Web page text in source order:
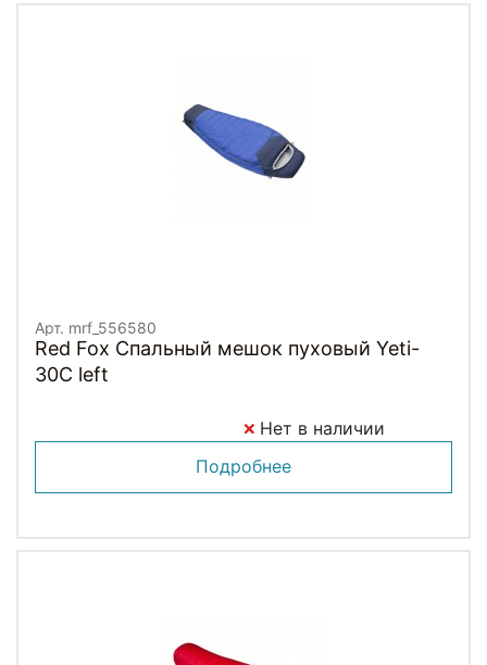
Арт. mrf_556580
Red Fox Спальный мешок пуховый Yeti-
30C left
Нет в наличии
Подробнее